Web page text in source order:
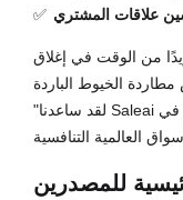
علاقات المشتري
من الوقت في إغلاق
"لقد ساعدنا Saleai في التوسع بذكاء والبقاء في المقدمة في
للمصدرين